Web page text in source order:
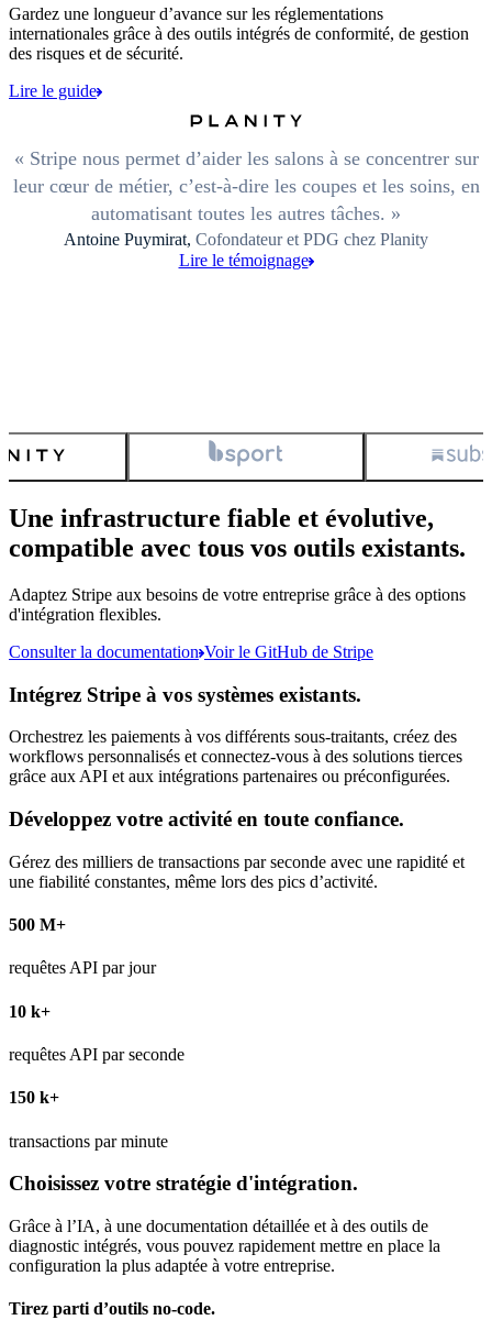
Gardez une longueur d’avance sur les réglementations
internationales grâce à des outils intégrés de conformité, de gestion
des risques et de sécurité.
Lire le guide
Stripe nous permet d’aider les salons à se concentrer sur
leur cœur de métier, c’est-à-dire les coupes et les soins, en
automatisant toutes les autres tâches.
Antoine Puymirat, Cofondateur et PDG chez Planity
Lire le témoignage
Une infrastructure fiable et évolutive,
compatible avec tous vos outils existants.
Adaptez Stripe aux besoins de votre entreprise grâce à des options
d'intégration flexibles.
Consulter la documentation Voir le GitHub de Stripe
Intégrez Stripe à vos systèmes existants.
Orchestrez les paiements à vos différents sous-traitants, créez des
workflows personnalisés et connectez-vous à des solutions tierces
grâce aux API et aux intégrations partenaires ou préconfigurées.
Développez votre activité en toute confiance.
Gérez des milliers de transactions par seconde avec une rapidité et
une fiabilité constantes, même lors des pics d’activité.
500 M+
requêtes API par jour
10 k+
requêtes API par seconde
150 k+
transactions par minute
Choisissez votre stratégie d'intégration.
Grâce à l’IA, à une documentation détaillée et à des outils de
diagnostic intégrés, vous pouvez rapidement mettre en place la
configuration la plus adaptée à votre entreprise.
Tirez parti d’outils no-code.